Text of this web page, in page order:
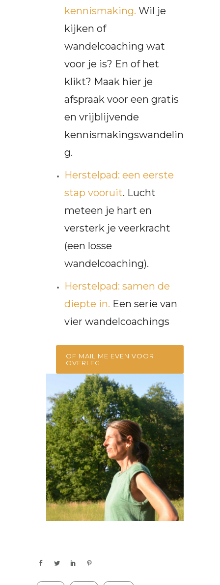
kennismaking. Wil je
kijken of
wandelcoaching wat
voor je is? En of het
klikt? Maak hier je
afspraak voor een gratis
en vrijblijvende
kennismakingswandelin
g.
Herstelpad: een eerste
stap vooruit. Lucht
meteen je hart en
versterk je veerkracht
(een losse
wandelcoaching).
Herstelpad: samen de
diepte in. Een serie van
vier wandelcoachings
OF MAIL ME EVEN VOOR
OVERLEG